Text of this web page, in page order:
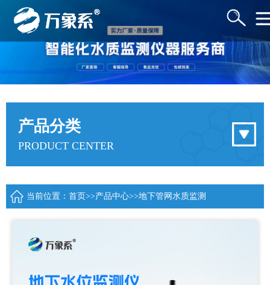
产品分类
PRODUCT CENTER
当前位置： 首页>>产品中心>>地下管网水质监测